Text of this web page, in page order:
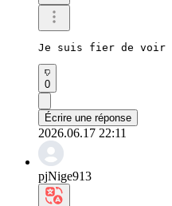
Je suis fier de voir
0
Écrire une réponse
2026.06.17 22:11
pjNige913